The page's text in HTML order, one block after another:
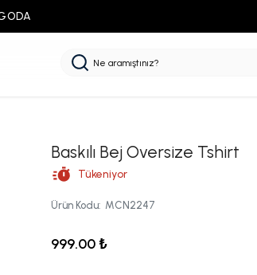
Baskılı Bej Oversize Tshirt
Tükeniyor
Ürün Kodu: MCN2247
999.00 ₺